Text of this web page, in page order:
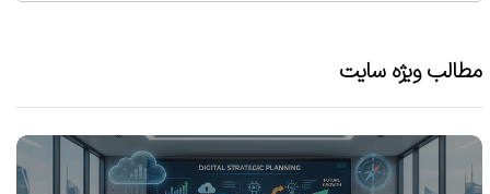
مطالب ویژه سایت